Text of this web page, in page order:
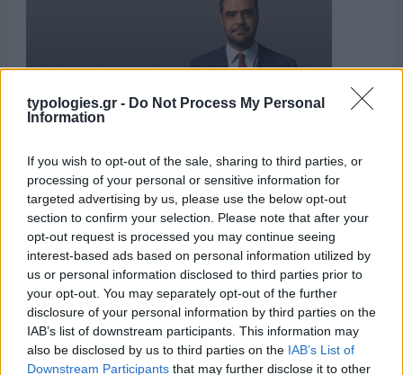
typologies.gr - Do Not Process My Personal
Information
If you wish to opt-out of the sale, sharing to third parties, or
processing of your personal or sensitive information for
targeted advertising by us, please use the below opt-out
section to confirm your selection. Please note that after your
opt-out request is processed you may continue seeing
interest-based ads based on personal information utilized by
us or personal information disclosed to third parties prior to
your opt-out. You may separately opt-out of the further
disclosure of your personal information by third parties on the
IAB’s list of downstream participants. This information may
also be disclosed by us to third parties on the IAB’s List of
Downstream Participants that may further disclose it to other
ΑΙΧΜΕΣ
ΑΙΧΜΕΣ: Και άλλες αποχωρήσεις και
άλλες συμφωνίες
Το Καλοκαίρι αυτό στα ΜΜΕ θυμίζει αίθουσα αφίξεων και
αναχωρήσεων αεροδρομίου. Άλλοι γνωρίζουν τον προορισμό